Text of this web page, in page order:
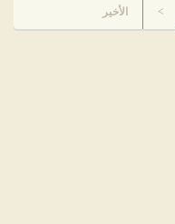
> الأخير